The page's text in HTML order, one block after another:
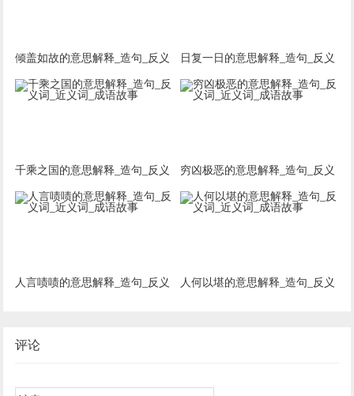
倾盖如故的意思解释_造句_反义
词_近义词_成语故事
日复一日的意思解释_造句_反义
词_近义词_成语故事
千乘之国的意思解释_造句_反义
词_近义词_成语故事
穷凶极恶的意思解释_造句_反义
词_近义词_成语故事
人言啧啧的意思解释_造句_反义 人何以堪的意思解释_造句_反义
评论